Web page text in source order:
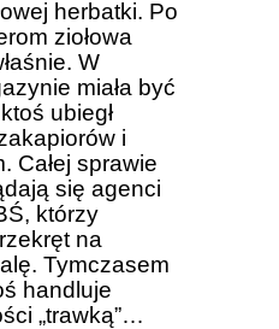
herbatki. Po
ziołowa
W
miała być
ubiegł
i
Całej sprawie
się agenci
którzy
na
Tymczasem
handluje
„trawką”…